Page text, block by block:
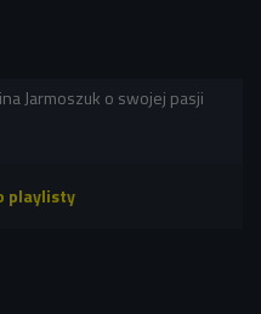
Jarmoszuk o swojej pasji